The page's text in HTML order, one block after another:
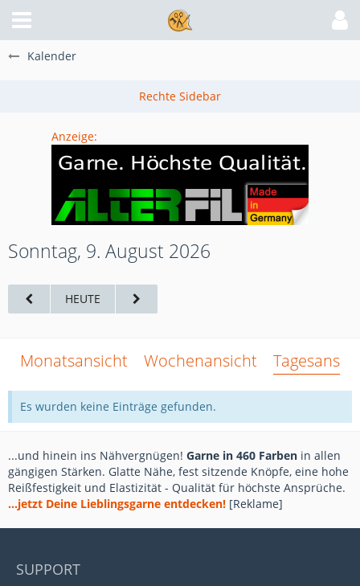
Kalender
Anzeige:
Sonntag, 9. August 2026
HEUTE
Monatsansicht Wochenansicht
Es wurden keine Einträge gefunden.
...und hinein ins Nähvergnügen! Garne in 460 Farben in allen
gängigen Stärken. Glatte Nähe, fest sitzende Knöpfe, eine hohe
Reißfestigkeit und Elastizität - Qualität für höchste Ansprüche.
...jetzt Deine Lieblingsgarne entdecken! [Reklame]
SUPPORT